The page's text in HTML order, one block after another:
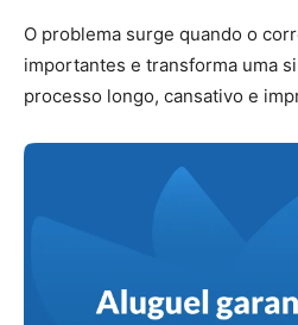
O problema surge quando o
importantes e transforma uma
processo longo, cansativo e